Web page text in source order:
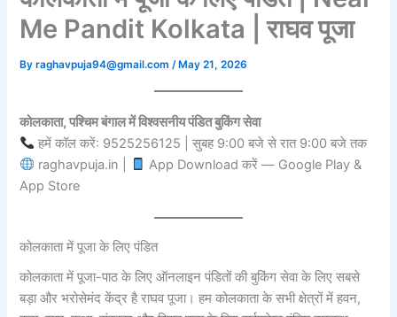
Me Pandit Kolkata | राघव पूजा
Byraghavpuja94@gmail.com/ May 21, 2026
कोलकाता, पश्चिम बंगाल में विश्वसनीय पंडित बुकिंग सेवा
हमें कॉल करें: 9525256125 | सुबह 9:00 बजे से रात 9:00 बजे तक
raghavpuja.in |
App Download करें — Google Play &
App Store
कोलकाता में पूजा के लिए पंडित
कोलकाता में पूजा-पाठ के लिए ऑनलाइन पंडितों की बुकिंग सेवा के लिए सबसे
बड़ा और भरोसेमंद केंद्र है राघव पूजा। हम कोलकाता के सभी क्षेत्रों में हवन,